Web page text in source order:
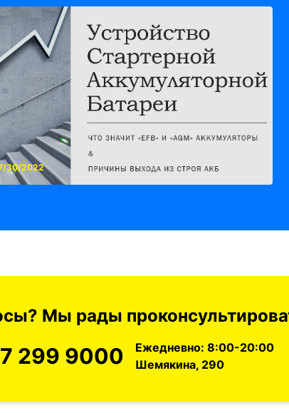
30/2022
Мы рады
299 9000
Ежедневно: 8:00-20:00
Шемякина, 290